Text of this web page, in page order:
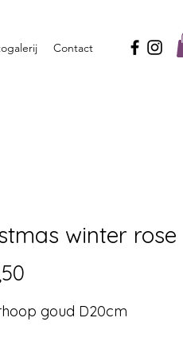
Contact
winter rose
goud D20cm